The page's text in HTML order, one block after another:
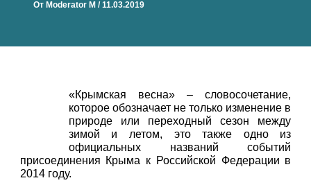
От Moderator M /11.03.2019
«Крымская весна» – словосочетание,
которое обозначает не только изменение в
природе или переходный сезон между
зимой и летом, это также одно из
официальных названий событий
присоединения Крыма к Российской Федерации в
2014 году.